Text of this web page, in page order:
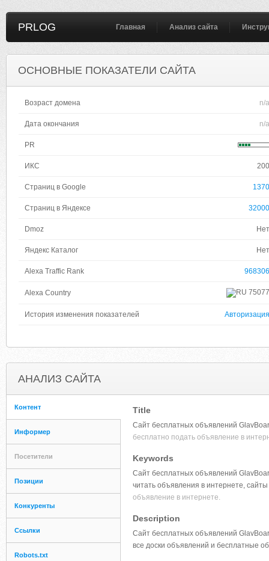
PRLOG Главная Анализ сайта
ОСНОВНЫЕ ПОКАЗАТЕЛИ САЙТА
Возраст домена n/a
Дата окончания n/a
PR
ИКС 200
Страниц в Google 1370
Страниц в Яндексе 32000
Dmoz Нет
Яндекс Каталог Нет
Alexa Traffic Rank 968306
Alexa Country 75077
История изменения показателей Авторизация
АНАЛИЗ САЙТА
Контент
Информер
Посетители
Позиции
Конкуренты
Ссылки
Robots.txt
Title
Сайт бесплатных объявлений
бесплатно подать объявление в
Keywords
Сайт бесплатных объявлений
читать объявления в интернете,
объявление в интернете.
Description
Сайт бесплатных объявлений
все доски объявлений и бесплатные об